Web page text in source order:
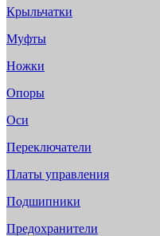
Крыльчатки
Муфты
Ножки
Опоры
Оси
Переключатели
Платы управления
Подшипники
Предохранители